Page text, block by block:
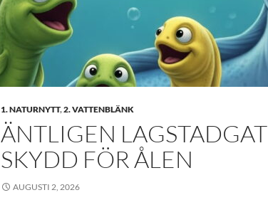
1. NATURNYTT,2. VATTENBLÄNK
ÄNTLIGEN LAGSTADGAT
SKYDD FÖR ÅLEN
AUGUSTI 2, 2026